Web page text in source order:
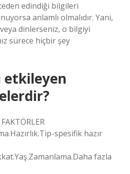
edindiği bilgileri
anlamlı olmalıdır. Yani,
dinlerseniz, o bilgiyi
sürece hiçbir şey
etkileyen
spesifik hazır
fazla